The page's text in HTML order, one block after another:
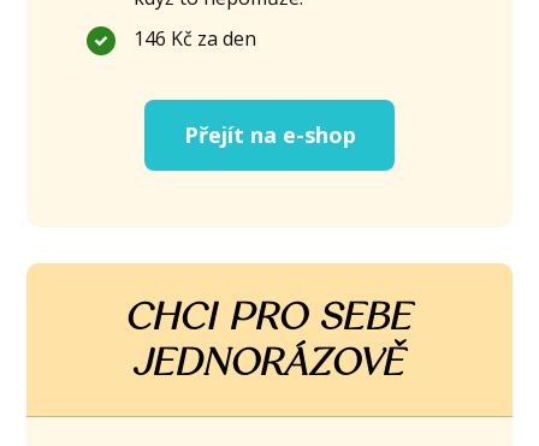
146 Kč za den
Přejít na e-shop
CHCI PRO SEBE
JEDNORÁZOVĚ